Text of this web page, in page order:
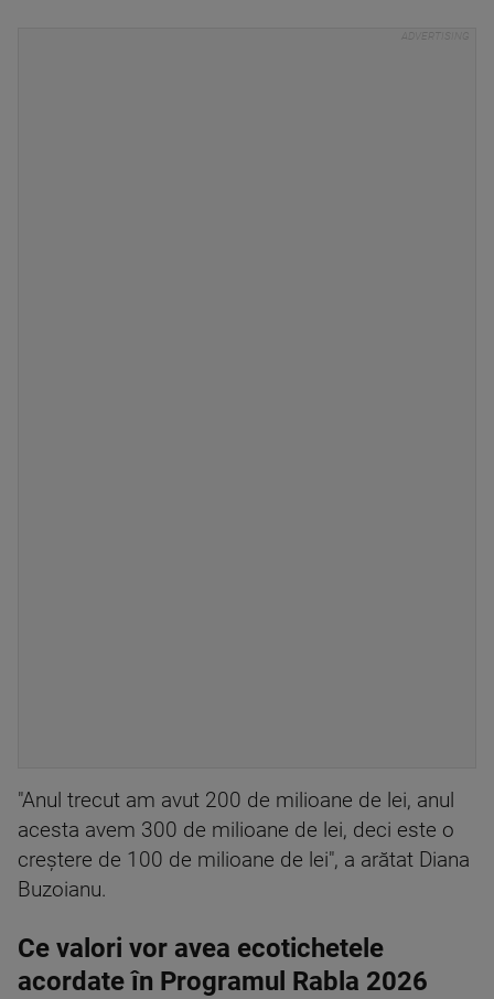
"Anul trecut am avut 200 de milioane de lei, anul
acesta avem 300 de milioane de lei, deci este o
creştere de 100 de milioane de lei", a arătat Diana
Buzoianu.
Ce valori vor avea ecotichetele
acordate în Programul Rabla 2026